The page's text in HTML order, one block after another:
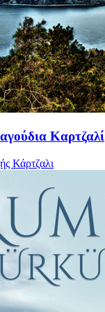
Καρτζαλί
Κάρτζαλι